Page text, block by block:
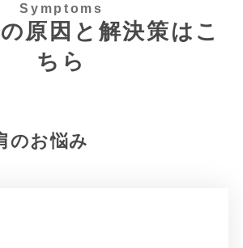
Symptoms
原因と解決策はこ
ちら
のお悩み